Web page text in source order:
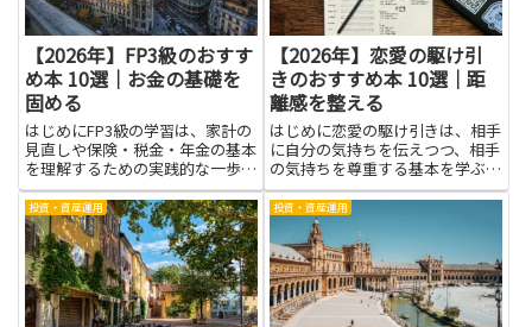
【2026年】FP3級のおすす
め本 10選｜お金の基礎を
固める
はじめにFP3級の学習は、家計の
見直しや保険・税金・年金の基本
を理解するための実践的な一歩に
なります。お金の基礎を固めるこ
とで、毎月の支出の優先順位を整
理しやすくなり、不必要な出費を
抑える判断力が身につきます。身
近な制度や用語への抵抗感が薄...
【2026年】恋愛の駆け引
きのおすすめ本 10選｜距
離感を整える
はじめに恋愛の駆け引きは、相手
に自分の気持ちを伝えつつ、相手
の気持ちを尊重する基本を学ぶ道
です。練習すると、会話の誤解を
減らし、距離感を整える力が身に
つきます。思いを急かさず相手の
ペースを大切にすることで信頼が
深まり、関係は長く安定しやす
く...
投資・資産運用 投資・資産運用